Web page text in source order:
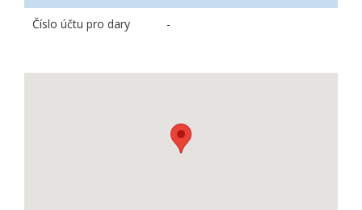
Číslo účtu pro dary -